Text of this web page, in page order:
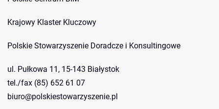
Krajowy Klaster Kluczowy
Polskie Stowarzyszenie Doradcze i Konsultingowe
ul. Pułkowa 11, 15-143 Białystok
tel./fax (85) 652 61 07
biuro@polskiestowarzyszenie.pl